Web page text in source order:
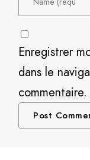
Enregistrer
dans le
commentaire.